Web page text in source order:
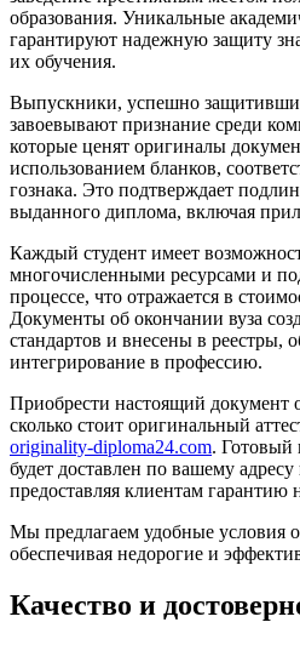
образования. Уникальные
гарантируют надежную защиту
их обучения.
Выпускники, успешно
завоевывают признание среди
которые ценят оригиналы
использованием бланков,
гознака. Это подтверждает
выданного диплома, включая
Каждый студент имеет
многочисленными ресурсами и
процессе, что отражается в
Документы об окончании вуза
стандартов и внесены в реестры,
интегрирование в профессию.
Приобрести настоящий документ
сколько стоит оригинальный
originality-diploma24.com. Готовый
будет доставлен по вашему
предоставляя клиентам гарантию
Мы предлагаем удобные условия
обеспечивая недорогие и
Качество и